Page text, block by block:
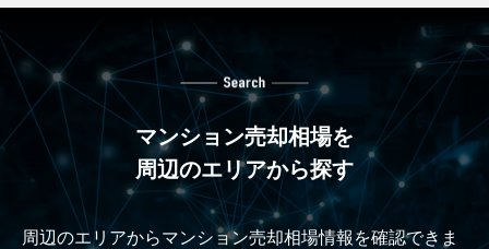
マンション売却相場を
周辺のエリアから探す
周辺のエリアからマンション売却相場情報を確認できま